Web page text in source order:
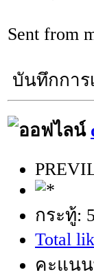
Sent from
บันทึกการ
กระทู้:
Total
คะแนน